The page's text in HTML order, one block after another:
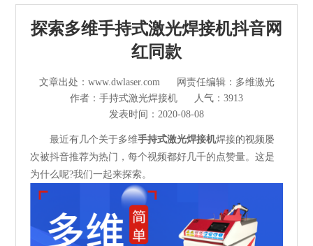
光纤激光切割机
激光焊接清洗机
解决方案
探索多维手持式激光焊接机抖音网
红同款
文章出处：www.dwlaser.com
网责任编辑：多维激光
作者：手持式激光焊接机
人气：3913
发表时间：2020-08-08
最近有几个关于多维手持式激光焊接机焊接的视频屡
次被抖音推荐为热门，每个视频都好几千的点赞量。这是
为什么呢?我们一起来探索。